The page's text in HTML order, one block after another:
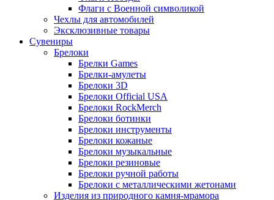
Флаги с Военной символикой
Чехлы для автомобилей
Эксклюзивные товары
Сувениры
Брелоки
Брелки Games
Брелки-амулеты
Брелоки 3D
Брелоки Official USA
Брелоки RockMerch
Брелоки ботинки
Брелоки инструменты
Брелоки кожаные
Брелоки музыкальные
Брелоки резиновые
Брелоки ручной работы
Брелоки с металлическими жетонами
Изделия из природного камня-мрамора